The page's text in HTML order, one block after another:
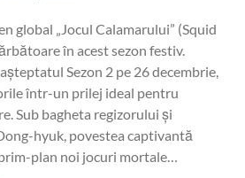
global „Jocul Calamarului” (Squid
în acest sezon festiv.
Sezon 2 pe 26 decembrie,
într-un prilej ideal pentru
Sub bagheta regizorului și
hyuk, povestea captivantă
plan noi jocuri mortale…